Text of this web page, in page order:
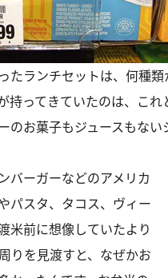
たランチセットは、何種類
持ってきていたのは、これ
のお菓子もジュースもない
バーガーなどのアメリカ
パスタ、タコス、ヴィー
米前に想像していたより
りを見渡すと、なぜかお